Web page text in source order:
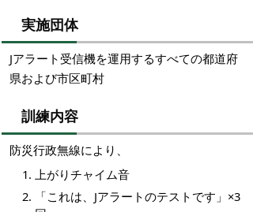
実施団体
Jアラート受信機を運用するすべての都道府
県および市区町村
訓練内容
防災行政無線により、
上がりチャイム音
「これは、Jアラートのテストです」×3